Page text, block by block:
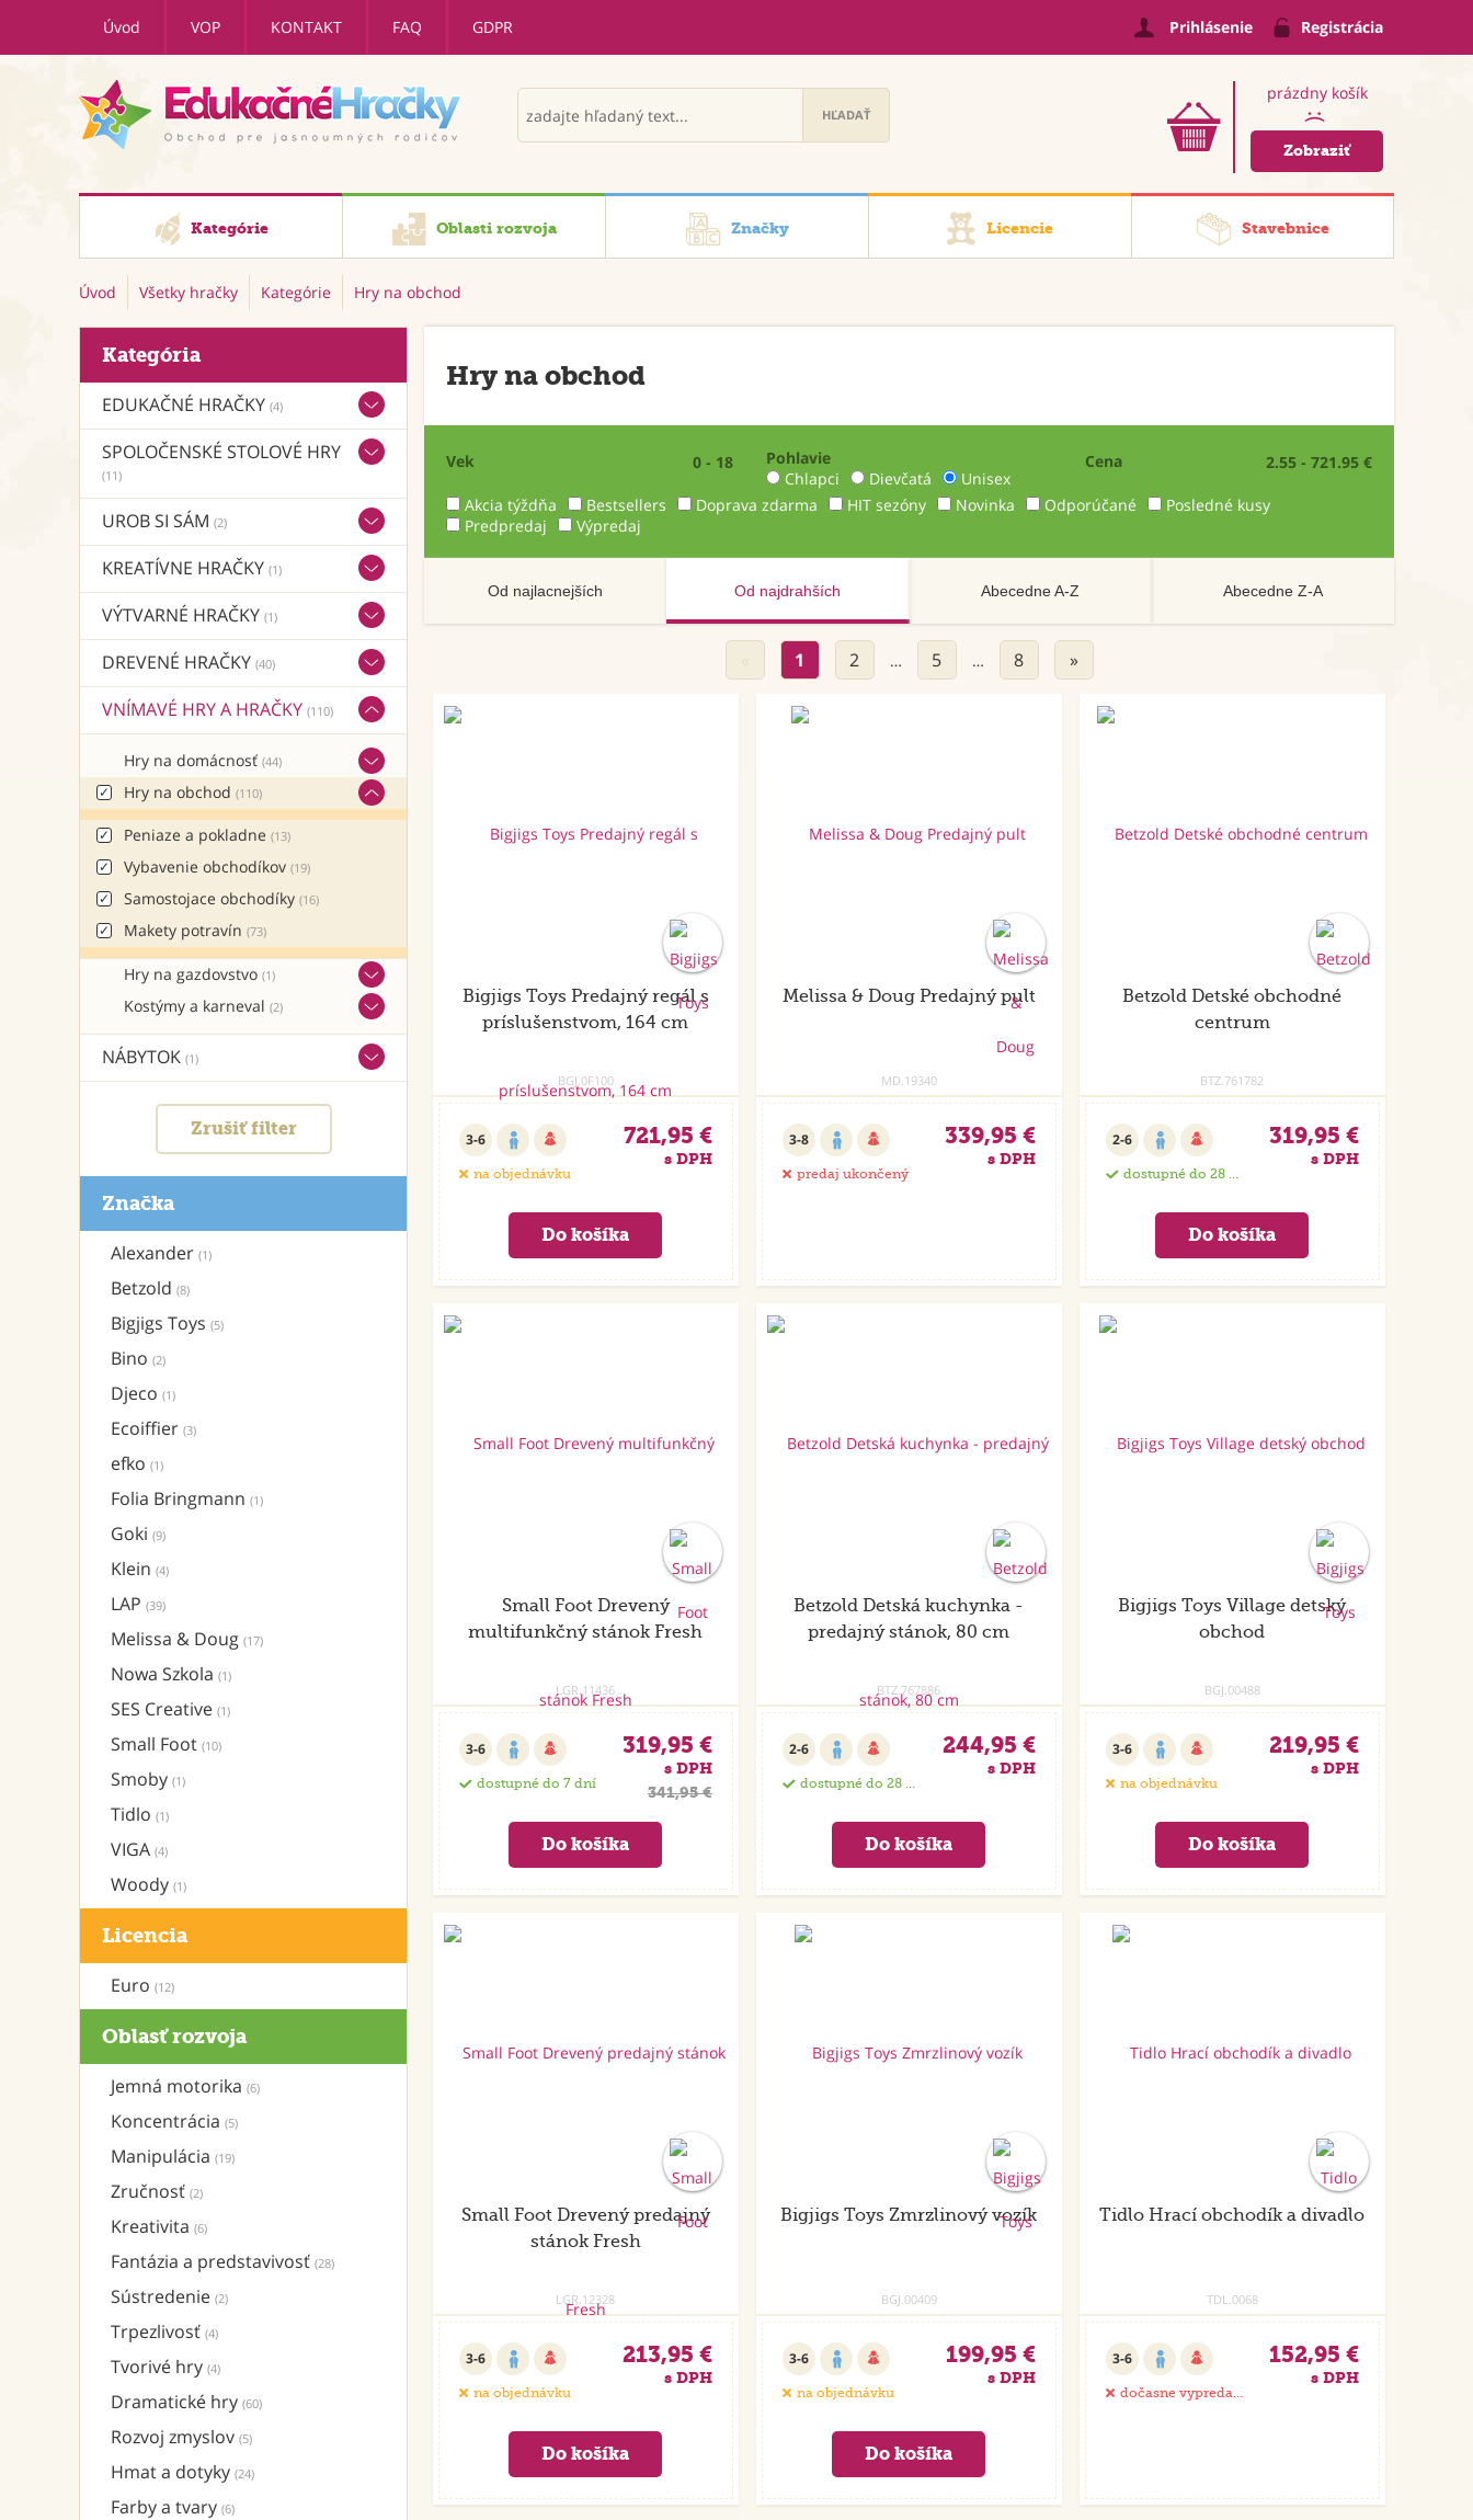
Úvod VOP KONTAKT FAQ GDPR Prihlásenie Registrácia
prázdny košík
:(
Zobraziť
Kategórie Oblasti rozvoja Značky Licencie Stavebnice
Úvod Všetky hračky Kategórie Hry na obchod
Kategória
EDUKAČNÉ HRAČKY (4)
SPOLOČENSKÉ STOLOVÉ HRY
(11)
UROB SI SÁM (2)
KREATÍVNE HRAČKY (1)
VÝTVARNÉ HRAČKY (1)
DREVENÉ HRAČKY (40)
VNÍMAVÉ HRY A HRAČKY (110)
Hry na domácnosť (44)
Hry na obchod (110)
Peniaze a pokladne (13)
Vybavenie obchodíkov (19)
Samostojace obchodíky (16)
Makety potravín (73)
Hry na gazdovstvo (1)
Kostýmy a karneval (2)
NÁBYTOK (1)
Zrušiť filter
Značka
Alexander (1)
Betzold (8)
Bigjigs Toys (5)
Bino (2)
Djeco (1)
Ecoiffier (3)
efko (1)
Folia Bringmann (1)
Goki (9)
Klein (4)
LAP (39)
Melissa & Doug (17)
Nowa Szkola (1)
SES Creative (1)
Small Foot (10)
Smoby (1)
Tidlo (1)
VIGA (4)
Woody (1)
Licencia
Euro (12)
Oblasť rozvoja
Jemná motorika (6)
Koncentrácia (5)
Manipulácia (19)
Zručnosť (2)
Kreativita (6)
Fantázia a predstavivosť (28)
Sústredenie (2)
Trpezlivosť (4)
Tvorivé hry (4)
Dramatické hry (60)
Rozvoj zmyslov (5)
Hmat a dotyky (24)
Farby a tvary (6)
Hry na obchod
Vek 0 - 18
Pohlavie
Chlapci
Dievčatá Unisex
Cena 2.55 - 721.95 €
Akcia týždňa Bestsellers Doprava zdarma HIT sezóny Novinka Odporúčané
Posledné kusy
Predpredaj
Výpredaj
Od najlacnejších Od najdrahších Abecedne A-Z Abecedne Z-A
1 2 … 5 … 8 »
Bigjigs Toys Predajný regál s
príslušenstvom, 164 cm
BGJ.0F100
3-6
na objednávku
721,95 €
s DPH
Melissa & Doug Predajný pult
MD.19340
3-8
predaj ukončený
339,95 €
s DPH
Betzold Detské obchodné
centrum
BTZ.761782
2-6
dostupné do 28 dní
319,95 €
s DPH
Small Foot Drevený
multifunkčný stánok Fresh
LGR.11436
3-6
dostupné do 7 dní
319,95 €
s DPH
341,95 €
Betzold Detská kuchynka -
predajný stánok, 80 cm
BTZ.767886
2-6
dostupné do 28 dní
244,95 €
s DPH
Bigjigs Toys Village detský
obchod
BGJ.00488
3-6
na objednávku
219,95 €
s DPH
Small Foot Drevený predajný
stánok Fresh
LGR.12328
3-6
na objednávku
213,95 €
s DPH
Bigjigs Toys Zmrzlinový vozík
BGJ.00409
3-6
na objednávku
199,95 €
s DPH
Tidlo Hrací obchodík a divadlo
TDL.0068
3-6
dočasne vypredané
152,95 €
s DPH